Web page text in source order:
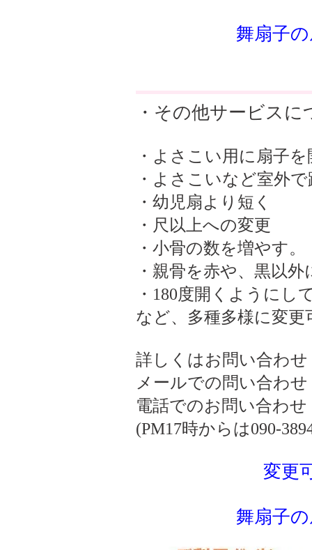
舞扇子
・その他サービスに
・よさこい用に扇子
・よさこいなど室外
・幼児扇より短く
・尺以上への変更
・小骨の数を増やす。
・親骨を赤や、黒以
・180度開くようにし
など、多種多様に変更
詳しくはお問い合わ
メールでの問い合わ
電話でのお問い合わ
(PM17時からは090-
変更
舞扇子